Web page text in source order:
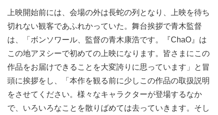
上映開始前には、会場の外は長蛇の列となり、上映を待ち
切れない観客であふれかっていた。舞台挨拶で青木監督
は、「ボンソワール、監督の青木康浩です。『ChaO』は
この地アヌシーで初めての上映になります。皆さまにこの
作品をお届けできることを大変誇りに思っています」と冒
頭に挨拶をし、「本作を観る前に少しこの作品の取扱説明
をさせてください。様々なキャラクターが登場するなか
で、いろいろなことを散りばめては去っていきます。そし